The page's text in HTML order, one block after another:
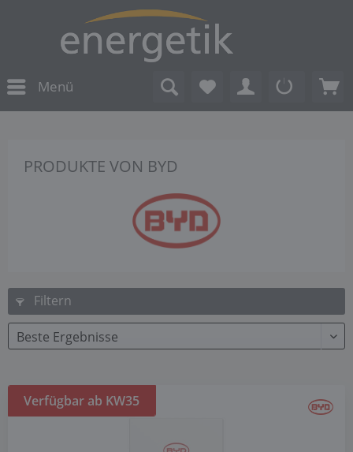
Menü
PRODUKTE VON BYD
Filtern
Verfügbar ab KW35